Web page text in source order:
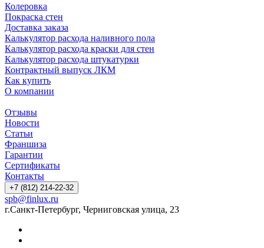
Колеровка
Покраска стен
Доставка заказа
Калькулятор расхода наливного пола
Калькулятор расхода краски для стен
Калькулятор расхода штукатурки
Контрактный выпуск ЛКМ
Как купить
О компании
Отзывы
Новости
Статьи
Франшиза
Гарантии
Сертификаты
Контакты
+7 (812) 214-22-32
spb@finlux.ru
г.Санкт-Петербург, Черниговская улица, 23